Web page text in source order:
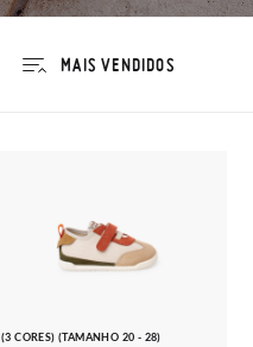
(3 CORES) (TAMANHO 20 - 28)